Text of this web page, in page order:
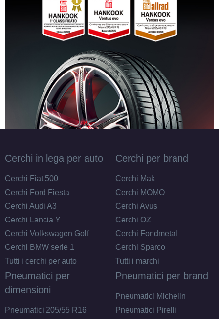
Cerchi in lega per auto
Cerchi Fiat 500
Cerchi Ford Fiesta
Cerchi Audi A3
Cerchi Lancia Y
Cerchi Volkswagen Golf
Cerchi BMW serie 1
Tutti i cerchi per auto
Cerchi per brand
Cerchi Mak
Cerchi MOMO
Cerchi Avus
Cerchi OZ
Cerchi Fondmetal
Cerchi Sparco
Tutti i marchi
Pneumatici per
dimensioni
Pneumatici 205/55 R16
Pneumatici per brand
Pneumatici Michelin
Pneumatici Pirelli